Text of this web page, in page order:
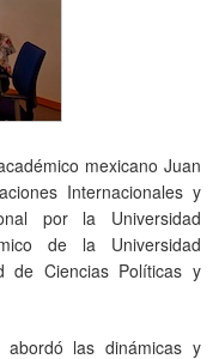
mexicano Juan
Internacionales y
por la Universidad
de la Universidad
de Ciencias Políticas y
las dinámicas y